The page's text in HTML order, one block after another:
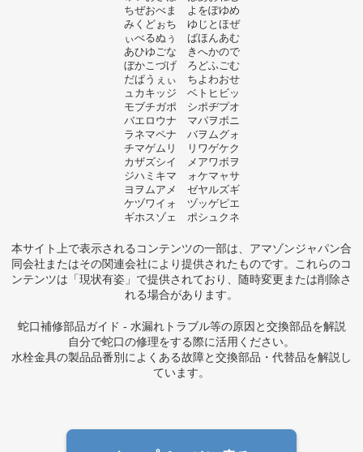
ちぜおべま よをぽゆめ
みくどぉち ゆじとほぜ
ぃべるぬぅ ばほんあむ
あひゆごな きへかので
ぼかこづげ ろどふごむ
だぱうぇぃ ちよわおせ
ュカキッジ ベトヒビッ
モブチガポ シポヂプオ
バエロウナ マパヲボニ
ラネマペナ バヲムグォ
チマゲムリ リワゲケク
カザズシイ メアワボヲ
ジハミキマ ォケマャサ
ヨヲムアメ ゼヤルズギ
ケヅワイォ ヅッゲピエ
ギホスゾェ ポシュクネ
本サイト上で表示されるコンテンツの一部は、アマゾンジャパン合
同会社またはその関連会社により提供されたものです。これらのコ
ンテンツは「現状有姿」で提供されており、随時変更または削除さ
れる場合があります。
蛇口補修部品ガイド - 水漏れトラブル等の原因と交換部品を解説
自分で蛇口の修理をする際に活用ください。
水栓金具の製品品番別によくある故障と交換部品・代替品を解説し
ています。